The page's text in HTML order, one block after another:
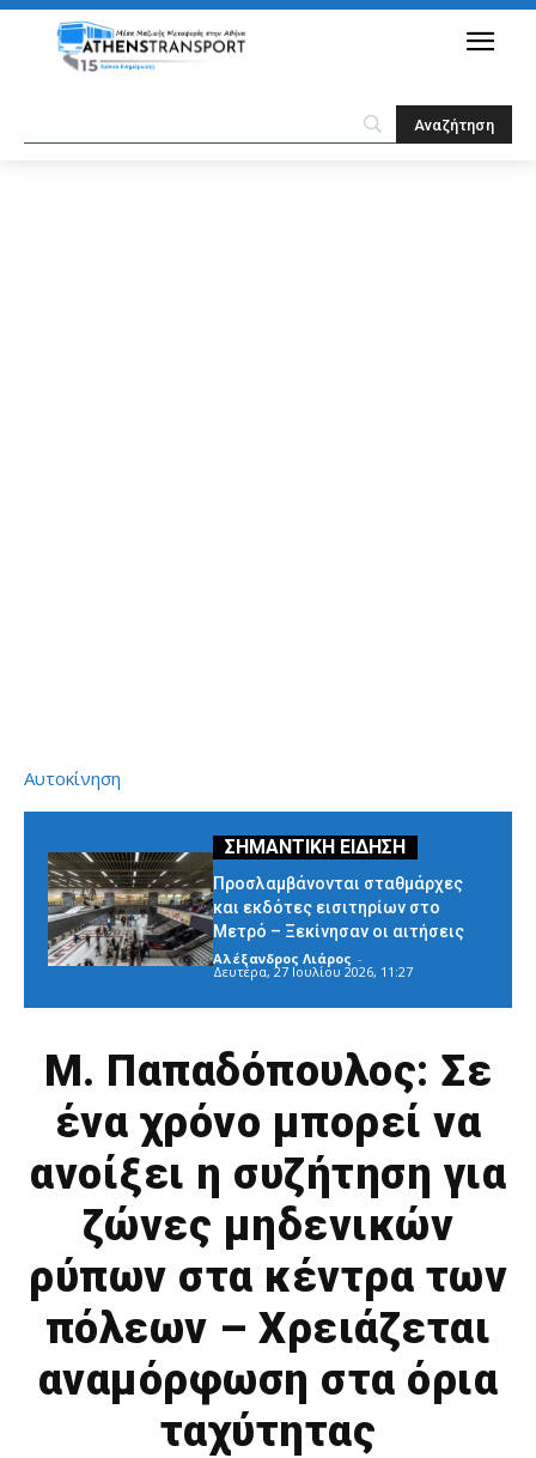
Αυτοκίνηση
Προσλαμβάνονται σταθμάρχες
και εκδότες εισιτηρίων στο
Μετρό – Ξεκίνησαν οι αιτήσεις
Αλέξανδρος Λιάρος -
Δευτέρα, 27 Ιουλίου 2026, 11:27
Μ. Παπαδόπουλος: Σε
ένα χρόνο μπορεί να
ανοίξει η συζήτηση για
ζώνες μηδενικών
ρύπων στα κέντρα των
πόλεων – Χρειάζεται
αναμόρφωση στα όρια
ταχύτητας